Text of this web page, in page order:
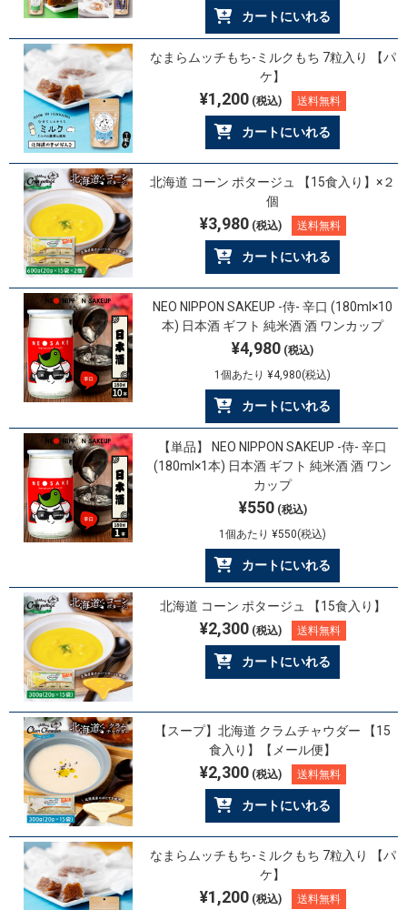
カートにいれる
なまらムッチもち-ミルクもち 7粒入り 【パ
ケ】
¥1,200(税込) 送料無料
カートにいれる
北海道 コーン ポタージュ 【15食入り】×２
個
¥3,980(税込) 送料無料
カートにいれる
NEO NIPPON SAKEUP -侍- 辛口 (180ml×10
本) 日本酒 ギフト 純米酒 酒 ワンカップ
¥4,980 (税込)
1個あたり ¥4,980(税込)
カートにいれる
【単品】 NEO NIPPON SAKEUP -侍- 辛口
(180ml×1本) 日本酒 ギフト 純米酒 酒 ワン
カップ
¥550(税込)
1個あたり ¥550(税込)
カートにいれる
北海道 コーン ポタージュ 【15食入り】
¥2,300(税込) 送料無料
カートにいれる
【スープ】北海道 クラムチャウダー 【15
食入り】【メール便】
¥2,300(税込) 送料無料
カートにいれる
なまらムッチもち-ミルクもち 7粒入り 【パ
ケ】
¥1,200(税込) 送料無料